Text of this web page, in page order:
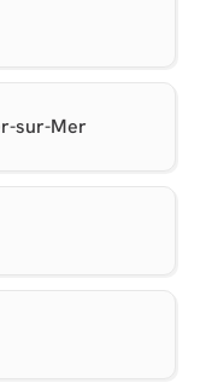
sur-Mer